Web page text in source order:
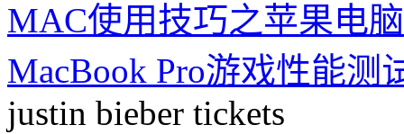
MAC使用技巧之苹果电
MacBook Pro游戏性能测
justin bieber tickets